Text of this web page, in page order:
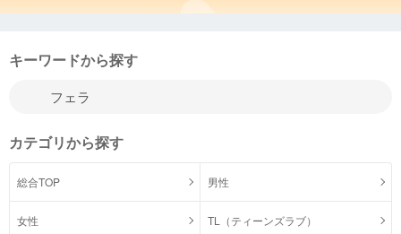
キーワードから探す
カテゴリから探す
総合TOP 男性
女性 TL（ティーンズラブ）